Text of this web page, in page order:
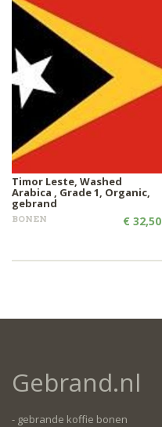
Timor Leste, Washed
Arabica , Grade 1, Organic,
gebrand
BONEN € 32,50
Gebrand.nl
- gebrande koffie bonen